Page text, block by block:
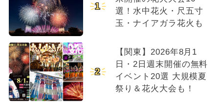
1
選！水中花火・尺五寸
玉・ナイアガラ花火も
2
【関東】2026年8月1
日・2日週末開催の無料
イベント20選 大規模夏
祭り＆花火大会も！